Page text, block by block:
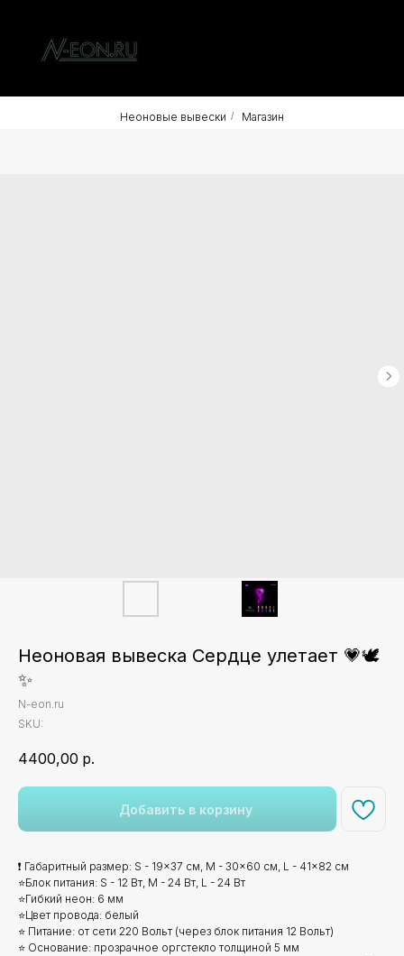
Неоновые вывески / Магазин
Неоновая вывеска Сердце улетает 💗🕊️
✨
N-eon.ru
SKU:
4400,00 р.
Добавить в корзину
❗ Габаритный размер: S - 19x37 см, M - 30x60 см, L - 41x82 см
⭐Блок питания: S - 12 Вт, M - 24 Вт, L - 24 Вт
⭐Гибкий неон: 6 мм
⭐Цвет провода: белый
⭐ Питание: от сети 220 Вольт (через блок питания 12 Вольт)
⭐ Основание: прозрачное оргстекло толщиной 5 мм